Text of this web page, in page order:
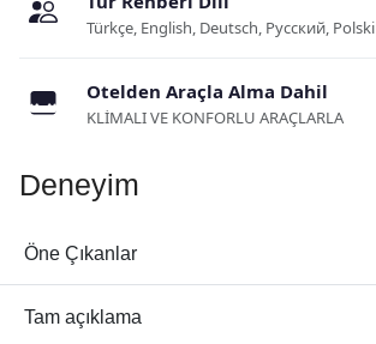
Türkçe, English, Deutsch, Русский, Polski
Otelden Araçla Alma Dahil
KLİMALI VE KONFORLU ARAÇLARLA
Deneyim
Öne Çıkanlar
Tam açıklama